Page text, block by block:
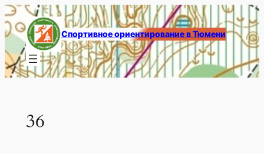
Перейти
к
содержимому
Спортивное ориентирование в Тюмени
36